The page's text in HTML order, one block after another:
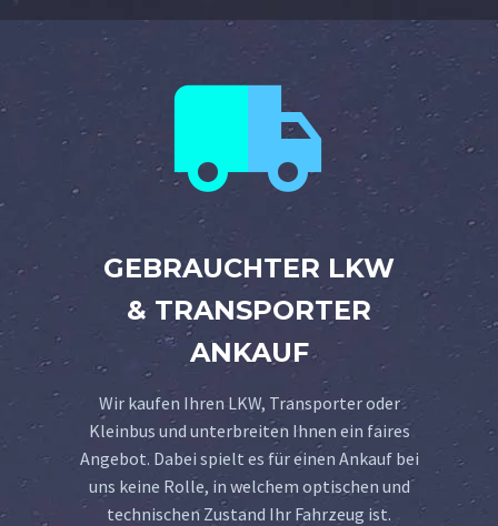


GEBRAUCHTER LKW
& TRANSPORTER
ANKAUF
Wir kaufen Ihren LKW, Transporter oder
Kleinbus und unterbreiten Ihnen ein faires
Angebot. Dabei spielt es für einen Ankauf bei
uns keine Rolle, in welchem optischen und
technischen Zustand Ihr Fahrzeug ist.